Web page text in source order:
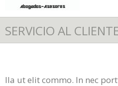
SERVICIO AL
Lulla ut elit commo. In nec